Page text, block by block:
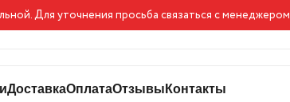
Для уточнения просьба связаться с менеджером
ДоставкаОплатаОтзывы Контакты